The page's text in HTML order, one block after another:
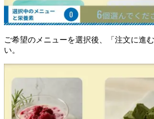
ご希望のメニューを選択後、「注文に進
い。